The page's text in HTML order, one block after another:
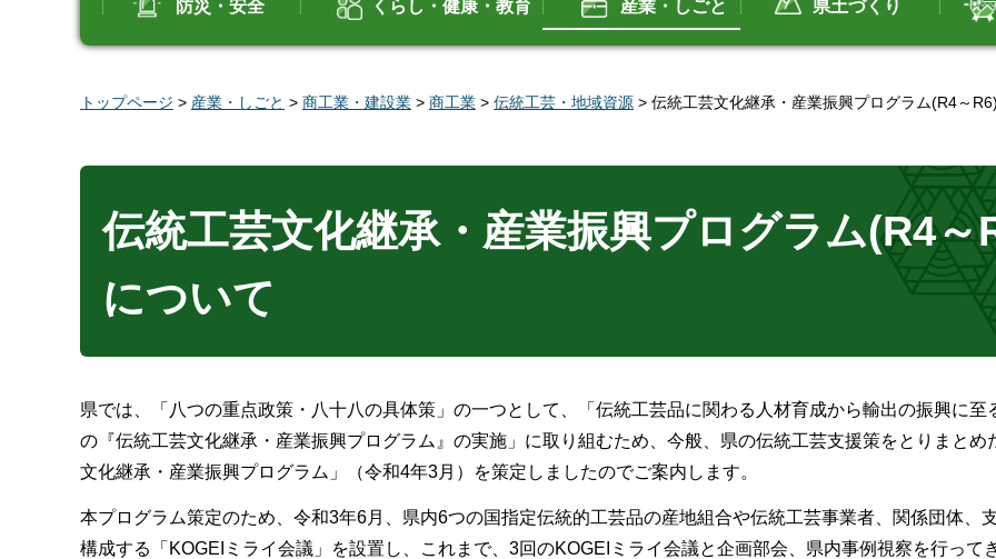
防災・安全 くらし・健康・教育 産業・しごと 県土づくり
トップページ > 産業・しごと > 商工業・建設業 > 商工業 > 伝統工芸・地域資源 > 伝統工芸文化継承・産業振興プログラム(R4～
伝統工芸文化継承・産業振興プログラム(R4～
について
県では、「八つの重点政策・八十八の具体策」の一つとして、「伝統工芸品に関わる人材育成から輸出の振興に至
の『伝統工芸文化継承・産業振興プログラム』の実施」に取り組むため、今般、県の伝統工芸支援策をとりまとめ
文化継承・産業振興プログラム」（令和4年3月）を策定しましたのでご案内します。
本プログラム策定のため、令和3年6月、県内6つの国指定伝統的工芸品の産地組合や伝統工芸事業者、関係団体、
構成する「KOGEIミライ会議」を設置し、これまで、3回のKOGEIミライ会議と企画部会、県内事例視察を行って